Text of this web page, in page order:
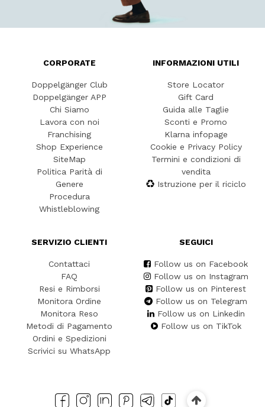
CORPORATE
Doppelgänger Club
Doppelgänger APP
Chi Siamo
Lavora con noi
Franchising
Shop Experience
SiteMap
Politica Parità di
Genere
Procedura
Whistleblowing
INFORMAZIONI UTILI
Store Locator
Gift Card
Guida alle Taglie
Sconti e Promo
Klarna infopage
Cookie e Privacy Policy
Termini e condizioni di
vendita
Istruzione per il riciclo
SERVIZIO CLIENTI
Contattaci
FAQ
Resi e Rimborsi
Monitora Ordine
Monitora Reso
Metodi di Pagamento
Ordini e Spedizioni
Scrivici su WhatsApp
SEGUICI
Follow us on Facebook
Follow us on Instagram
Follow us on Pinterest
Follow us on Telegram
Follow us on Linkedin
Follow us on TikTok